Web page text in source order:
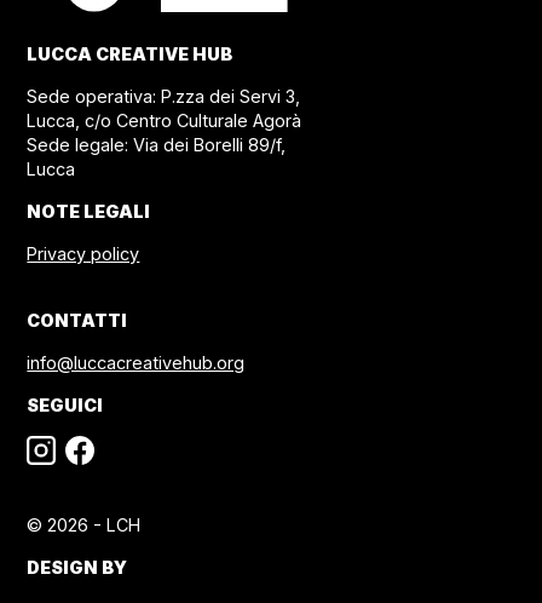
LUCCA CREATIVE HUB
Sede operativa: P.zza dei Servi 3,
Lucca, c/o Centro Culturale Agorà
Sede legale: Via dei Borelli 89/f,
Lucca
NOTE LEGALI
Privacy policy
CONTATTI
info@luccacreativehub.org
SEGUICI
© 2026 - LCH
DESIGN BY